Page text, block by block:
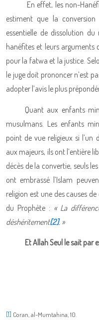
En effet, les non-
estiment que la
essentielle de dissolution
hanéfites et leurs arguments
pour la fatwa et la justice.
le juge doit prononcer n’est
adopter l’avis le plus
Quant aux enfants
musulmans. Les enfants
point de vue religieux si
aux majeurs, ils ont l’entière
décès de la convertie, seuls
ont embrassé l’Islam
religion est une des causes
du Prophète : « La
déshéritement[2]. »
Et Allah Seul le sait par
[1] Coran, al-Mumtahina, 10.